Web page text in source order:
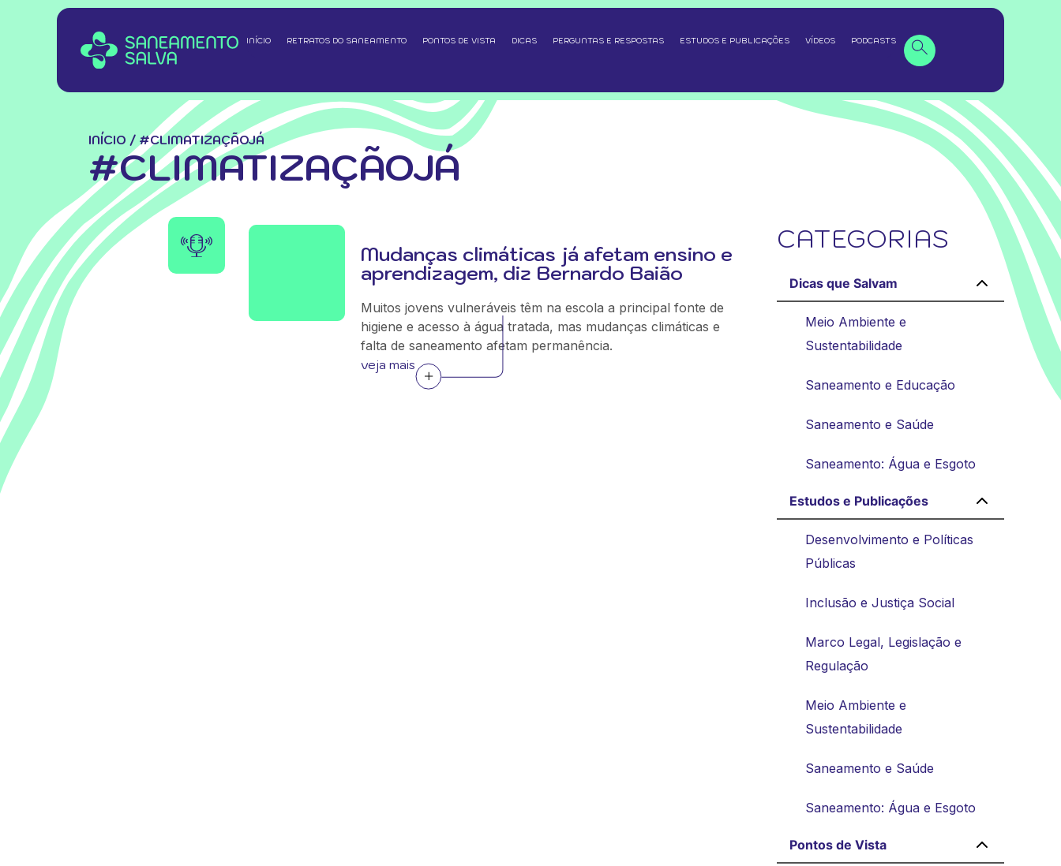
INÍCIO RETRATOS DO SANEAMENTO PONTOS DE VISTA DICAS PERGUNTAS E RESPOSTAS ESTUDOS E PUBLICAÇÕES VÍDEOS PODCASTS
INÍCIO / #CLIMATIZAÇÃOJÁ
#CLIMATIZAÇÃOJÁ
Mudanças climáticas já afetam ensino e
aprendizagem, diz Bernardo Baião
Muitos jovens vulneráveis têm na escola a principal fonte de
higiene e acesso à água tratada, mas mudanças climáticas e
falta de saneamento afetam permanência.
veja mais
CATEGORIAS
Dicas que Salvam
Meio Ambiente e
Sustentabilidade
Saneamento e Educação
Saneamento e Saúde
Saneamento: Água e Esgoto
Estudos e Publicações
Desenvolvimento e Políticas
Públicas
Inclusão e Justiça Social
Marco Legal, Legislação e
Regulação
Meio Ambiente e
Sustentabilidade
Saneamento e Saúde
Saneamento: Água e Esgoto
Pontos de Vista